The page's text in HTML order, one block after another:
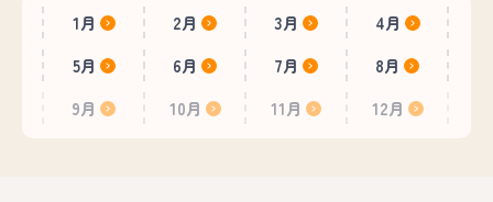
1月 2月 3月
4月
5月
6月 7月
8月
9月
10月 11月 12月